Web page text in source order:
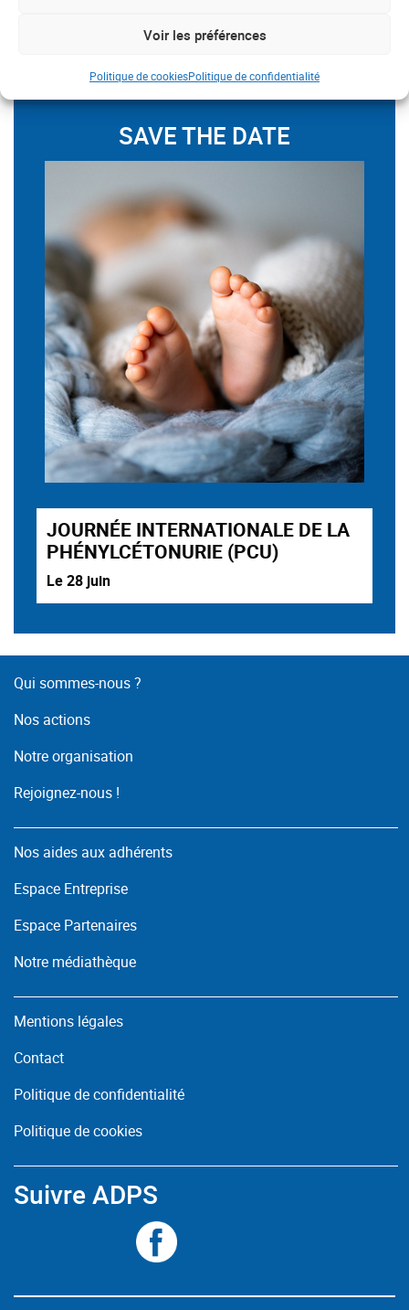
Voir les préférences
Politique de cookiesPolitique de confidentialité
27
2 3 4
SAVE THE DATE
JOURNÉE INTERNATIONALE DE LA
PHÉNYLCÉTONURIE (PCU)
Le 28 juin
Qui sommes-nous ?
Nos actions
Notre organisation
Rejoignez-nous !
Nos aides aux adhérents
Espace Entreprise
Espace Partenaires
Notre médiathèque
Mentions légales
Contact
Politique de confidentialité
Politique de cookies
Suivre ADPS